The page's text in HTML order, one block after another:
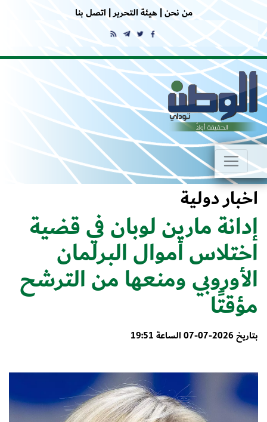
من نحن |هيئة التحرير | اتصل بنا
اخبار دولية
إدانة مارين لوبان في قضية
اختلاس أموال البرلمان
الأوروبي ومنعها من الترشح
مؤقتًا
بتاريخ 2026-07-07 الساعة 19:51